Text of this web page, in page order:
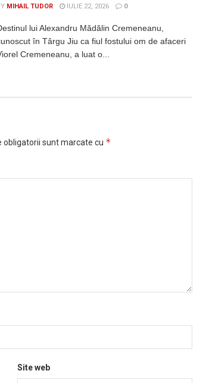
MIHAIL TUDOR IULIE 22, 2026 0
lui Alexandru Mădălin Cremeneanu,
în Târgu Jiu ca fiul fostului om de afaceri
Cremeneanu, a luat o...
obligatorii sunt marcate cu *
Site web